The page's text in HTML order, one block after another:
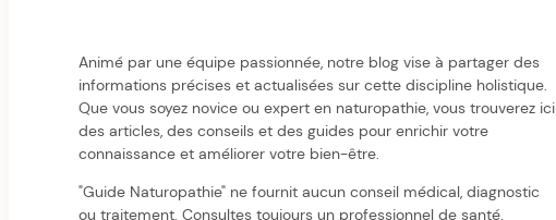
Animé par une équipe passionnée, notre blog vise à partager des
informations précises et actualisées sur cette discipline holistique.
Que vous soyez novice ou expert en naturopathie, vous trouverez ici
des articles, des conseils et des guides pour enrichir votre
connaissance et améliorer votre bien-être.
"Guide Naturopathie" ne fournit aucun conseil médical, diagnostic
ou traitement. Consultes toujours un professionnel de santé.